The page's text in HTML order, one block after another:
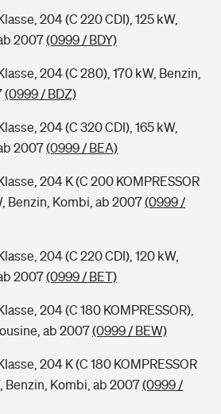
204 (C 220 CDI), 125 kW,
2007(0999 / BDY)
204 (C 280), 170 kW, Benzin,
(0999 / BDZ)
204 (C 320 CDI), 165 kW,
2007(0999 / BEA)
204 K (C 200 KOMPRESSOR
Benzin, Kombi, ab 2007(0999 /
204 (C 220 CDI), 120 kW,
2007(0999 / BET)
204 (C 180 KOMPRESSOR),
ab 2007(0999 / BEW)
204 K (C 180 KOMPRESSOR
Benzin, Kombi, ab 2007(0999 /